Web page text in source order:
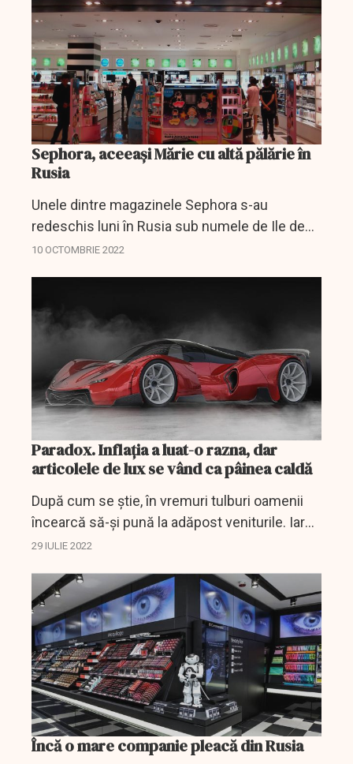
Sephora, aceeași Mărie cu altă pălărie în
Rusia
Unele dintre magazinele Sephora s-au
redeschis luni în Rusia sub numele de Ile de
Beauté.
10 OCTOMBRIE 2022
Paradox. Inflația a luat-o razna, dar
articolele de lux se vând ca pâinea caldă
După cum se știe, în vremuri tulburi oamenii
încearcă să-și pună la adăpost veniturile. Iar
investițiile în obiecte de lux pare să fie una
29 IULIE 2022
Încă o mare companie pleacă din Rusia